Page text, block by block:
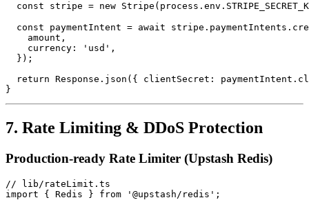
const stripe = new
const paymentIntent = await
    amount,
    currency: 'usd',
  });
return Response.json({ clientSecret:
7. Rate Limiting & DDoS Protection
Production-ready Rate Limiter (Upstash Redis)
// lib/rateLimit.ts
import { Redis } from '@upstash/redis';